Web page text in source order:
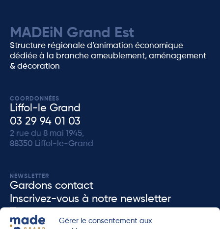
Gérer le consentement aux
MADEiN Grand Est
Structure régionale d’animation économique
dédiée à la branche ameublement, aménagement
& décoration
COORDONNÉES
Liffol-le Grand
03 29 94 01 03
2 rue du 8 mai 1945,
88350 Liffol-le-Grand
NEWSLETTER
Gardons contact
Inscrivez-vous à notre newsletter
contacter en accord avec notrepolitique de confidenditalité.